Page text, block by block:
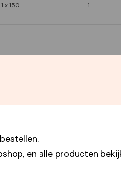
en alle producten
1 x 150 1
Gebruikte